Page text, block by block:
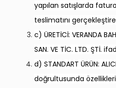
yapılan satışlarda
teslimatını
c) ÜRETİCİ: VERANDA
SAN. VE TİC. LTD. ŞTİ.
d) STANDART ÜRÜN:
doğrultusunda